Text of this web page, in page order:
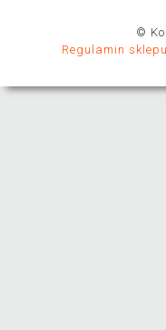
©
Regulamin sklepu